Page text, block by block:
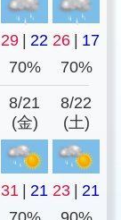
29 22 26
17
70% 70%
8/21
(金)
8/22
(土)
31 21 23
21